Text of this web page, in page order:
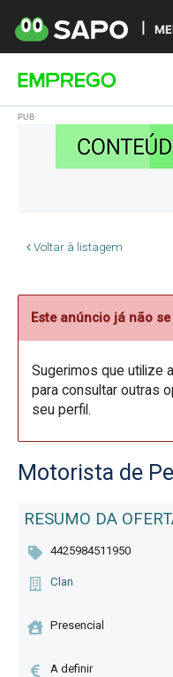
Voltar à listagem
Este anúncio já não
Sugerimos que utilize
para consultar outras
seu perfil.
Motorista de
RESUMO DA
4425984511950
Clan
Presencial
A definir